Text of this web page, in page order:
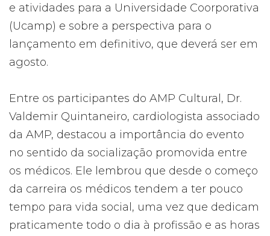
e atividades para a Universidade Coorporativa
(Ucamp) e sobre a perspectiva para o
lançamento em definitivo, que deverá ser em
agosto.
Entre os participantes do AMP Cultural, Dr.
Valdemir Quintaneiro, cardiologista associado
da AMP, destacou a importância do evento
no sentido da socialização promovida entre
os médicos. Ele lembrou que desde o começo
da carreira os médicos tendem a ter pouco
tempo para vida social, uma vez que dedicam
praticamente todo o dia à profissão e as horas